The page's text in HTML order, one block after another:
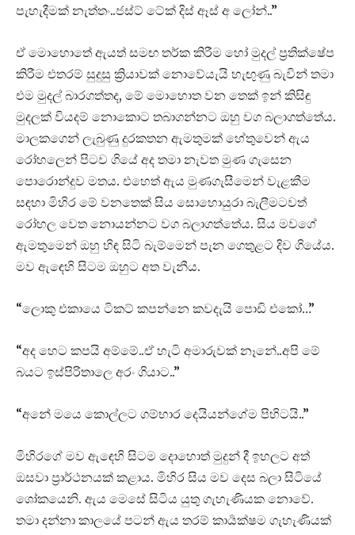
පැහැදීමක් නැත්තං..ජස්ට් ටේක් දිස් ඈස් අ ලෝන්..”
ඒ මොහොතේ ඇයත් සමඟ තර්ක කිරීම හෝ මුදල් ප්‍රතික්ෂේප
කිරීම එතරම් සුදුසු ක්‍රියාවක් නොවේයැයි හැඟුණු බැවින් තමා
එම මුදල් බාරගත්තද, මේ මොහොත වන තෙක් ඉන් කිසිඳු
මුදලක් වියදම් නොකොට තබාගන්නට ඔහු වග බලාගත්තේය.
මාලකගෙන් ලැබුණු දුරකතන ඇමතුමක් හේතුවෙන් ඇය
රෝහලෙන් පිටව ගියේ අද තමා නැවත මුණ ගැසෙන
පොරොන්දුව මතය. එහෙත් ඇය මුණගැසීමෙන් වැළකීම
සඳහා මිහිර මේ වනතෙක් සිය සොහොයුරා බැලීමටවත්
රෝහල වෙත නොයන්නට වග බලාගත්තේය. සිය මවගේ
ඇමතුමෙන් ඔහු හිඳ සිටි බැම්මෙන් පැන ගෙතුළට දිව ගියේය.
මව ඇඳෙහි සිටම ඔහුට අත වැනීය.
“ලොකු එකායෙ ටිකට් කපන්නෙ කවදැයි පොඩි එකෝ…”
“අද හෙට කපයි අම්මේ..ඒ හැටි අමාරුවක් නෑනේ..අපි මේ
බයට ඉස්පිරිතාලෙ අරං ගියාට..”
“අනේ මයෙ කොල්ලට ගම්භාර දෙයියන්ගේම පිහිටයි..”
මිහිරගේ මව ඇඳෙහි සිටම දොහොත් මුදුන් දී ඉහලට අත්
ඔසවා ප්‍රාර්ථනයක් කළාය. මිහිර සිය මව දෙස බලා සිටියේ
ශෝකයෙනි. ඇය මෙසේ සිටිය යුතු ගැහැණියක නොවේ.
තමා දන්නා කාලයේ පටන් ඇය තරම් කාර්‍යක්ෂම ගැහැණියක්